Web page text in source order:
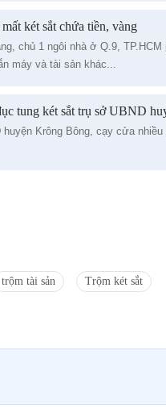
két sắt chứa tiền, vàng
chủ 1 ngôi nhà ở Q.9,
máy và tài sản khác...
tung két sắt trụ sở UBND
huyện Krông Bông, cạy cửa
trộm tài sản Trộm két sắt